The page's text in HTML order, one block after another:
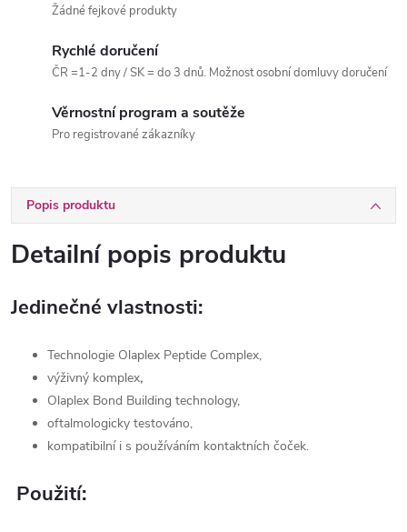
Žádné fejkové produkty
Rychlé doručení
ČR =1-2 dny / SK = do 3 dnů. Možnost osobní domluvy doručení
Věrnostní program a soutěže
Pro registrované zákazníky
Popis produktu
Detailní popis produktu
Jedinečné vlastnosti:
Technologie Olaplex Peptide Complex,
výživný komplex,
Olaplex Bond Building technology,
oftalmologicky testováno,
kompatibilní i s používáním kontaktních čoček.
Použití: